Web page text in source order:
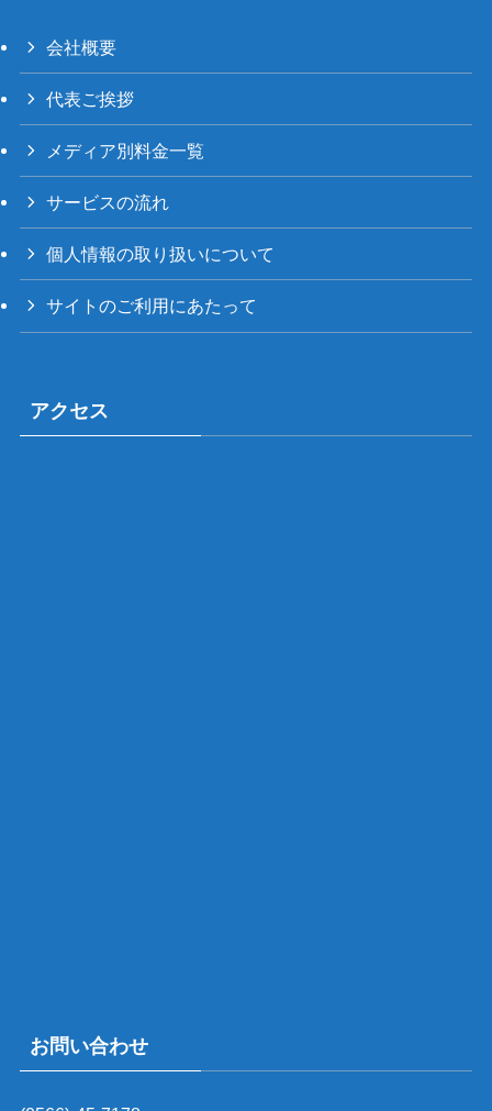
会社概要
代表ご挨拶
メディア別料金一覧
サービスの流れ
個人情報の取り扱いについて
サイトのご利用にあたって
アクセス
お問い合わせ